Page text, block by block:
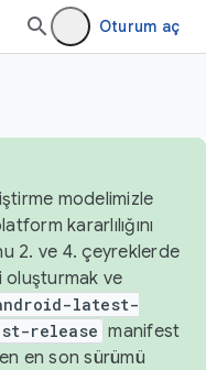
Oturum aç
modelimizle
kararlılığını
2. ve 4. çeyreklerde
oluşturmak ve
latest-
release manifest
en son sürümü